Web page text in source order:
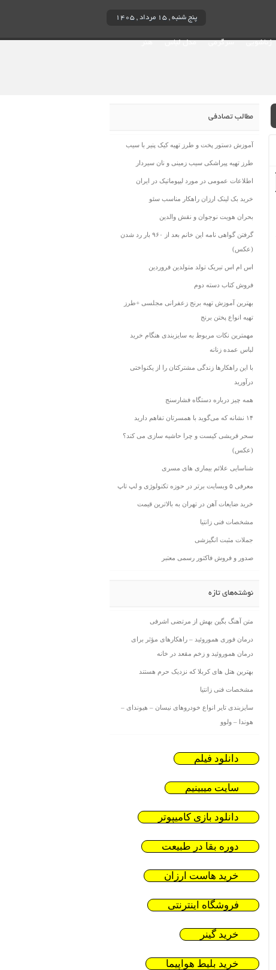
پنج شنبه , ۱۵ مرداد , ۱۴۰۵
مطالب تصادفی
آموزش دستور پخت و طرز تهیه کیک پنیر با سیب
طرز تهیه پیراشکی سیب زمینی و نان سیردار
اطلاعات عمومی در مورد لیپوماتیک در ایران
خرید بک لینک ارزان راهکار مناسب سئو
بحران هویت نوجوان و نقش والدین
گرفتن گواهی نامه این خانم بعد از ۹۶۰ بار رد شدن
(عکس)
اس ام اس تبریک تولد متولدین فروردین
فروش کتاب دسته دوم
بهترین آموزش تهیه برنج زعفرانی مجلسی +طرز
تهیه انواع پختن برنج
مهمترین نکات مربوط به سایزبندی هنگام خرید
لباس عمده زنانه
با این راهکارها زندگی مشترکتان را از یکنواختی
درآورید
همه چیز درباره دستگاه فشارسنج
۱۴ نشانه که می‌گوید با همسرتان تفاهم دارید
سحر قریشی کیست و چرا حاشیه سازی می کند؟
(عکس)
شناسایی علائم بیماری های مسری
معرفی ۵ وبسایت برتر در حوزه تکنولوژی و لپ تاپ
خرید ضایعات آهن در تهران به بالاترین قیمت
مشخصات فنی زانتیا
جملات مثبت انگیزشی
صدور و فروش فاکتور رسمی معتبر
نوشته‌های تازه
متن آهنگ بگین بهش از مرتضی اشرفی
درمان فوری هموروئید – راهکارهای مؤثر برای
درمان هموروئید و زخم مقعد در خانه
بهترین هتل های کربلا که نزدیک حرم هستند
مشخصات فنی زانتیا
سایزبندی تایر انواع خودروهای نیسان – هیوندای –
هوندا – ولوو
دانلود فیلم
سایت میبینیم
دانلود بازی کامیپوتر
دوره بقا در طبیعت
خرید هاست ارزان
فروشگاه اینترنتی
خرید گینر
خرید بلیط هواپیما